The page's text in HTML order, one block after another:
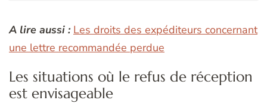
A lire aussi : Les droits des expéditeurs concernant
une lettre recommandée perdue
Les situations où le refus de réception
est envisageable